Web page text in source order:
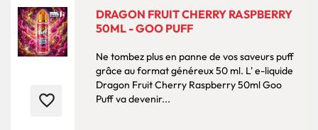
favorite_border
DRAGON FRUIT CHERRY RASPBERRY
50ML - GOO PUFF
Ne tombez plus en panne de vos saveurs puff
grâce au format généreux 50 ml. L' e-liquide
Dragon Fruit Cherry Raspberry 50ml Goo
Puff va devenir...